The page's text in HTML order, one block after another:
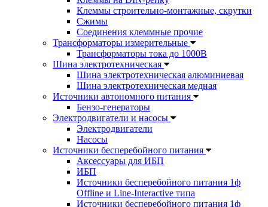
Клеммы строительно-монтажные, скрутки
Сжимы
Соединения клеммные прочие
Трансформаторы измерительные
Трансформаторы тока до 1000В
Шина электротехническая
Шина электротехническая алюминиевая
Шина электротехническая медная
Источники автономного питания
Бензо-генераторы
Электродвигатели и насосы
Электродвигатели
Насосы
Источники бесперебойного питания
Аксессуары для ИБП
ИБП
Источники бесперебойного питания 1ф
Offline и Line-Interactive типа
Источники бесперебойного питания 1ф